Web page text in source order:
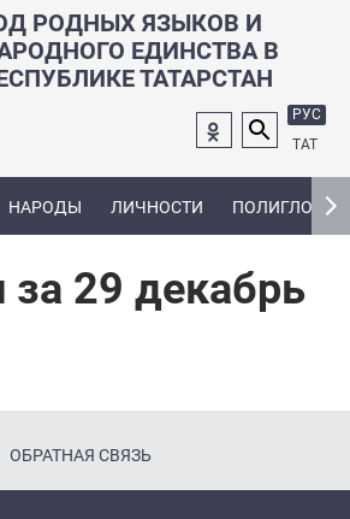
РОДНЫХ ЯЗЫКОВ И
ЕДИНСТВА В
ТАТАРСТАН
РУС
ТАТ
НАРОДЫ ЛИЧНОСТИ ПОЛИГЛОТ
за 29 декабрь
ОБРАТНАЯ СВЯЗЬ